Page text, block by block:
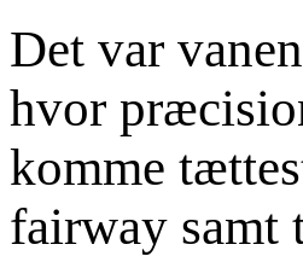
Det var
hvor
komme
fairway samt